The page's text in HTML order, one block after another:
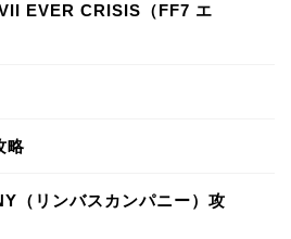
EVER CRISIS（FF7 エ
略
（リンバスカンパニー）攻